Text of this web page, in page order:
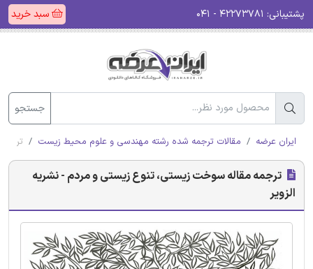
پشتیبانی: سبد خرید
جستجو
ایران عرضه مقالات ترجمه شده رشته مهندسی و علوم محیط زیست
ترجمه مقاله سوخت زیستی، تنوع زیستی و مردم - نشریه
الزویر